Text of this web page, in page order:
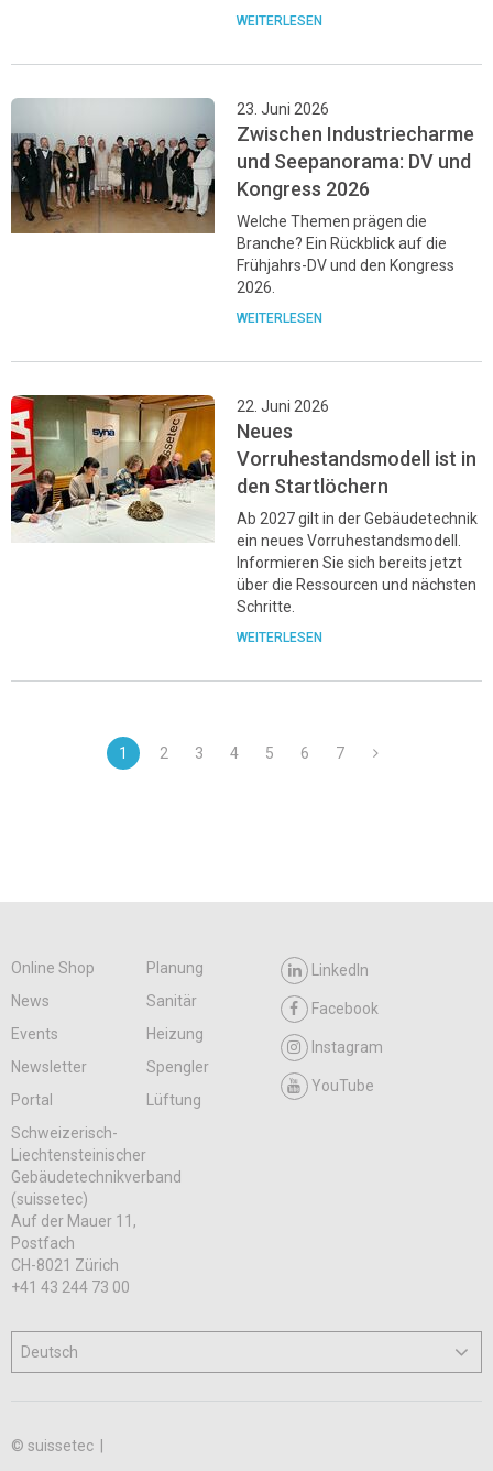
WEITERLESEN
23. Juni 2026
Zwischen Industriecharme
und Seepanorama: DV und
Kongress 2026
Welche Themen prägen die
Branche? Ein Rückblick auf die
Frühjahrs-DV und den Kongress
2026.
WEITERLESEN
22. Juni 2026
Neues
Vorruhestandsmodell ist in
den Startlöchern
Ab 2027 gilt in der Gebäudetechnik
ein neues Vorruhestandsmodell.
Informieren Sie sich bereits jetzt
über die Ressourcen und nächsten
Schritte.
WEITERLESEN
1 2 3 4 5 6 7
Online Shop
Planung
News
Sanitär
Events
Heizung
Newsletter
Spengler
Portal
Lüftung
LinkedIn
Facebook
Instagram
YouTube
Schweizerisch-
Liechtensteinischer
Gebäudetechnikverband
(suissetec)
Auf der Mauer 11,
Postfach
CH-8021 Zürich
+41 43 244 73 00
© suissetec |